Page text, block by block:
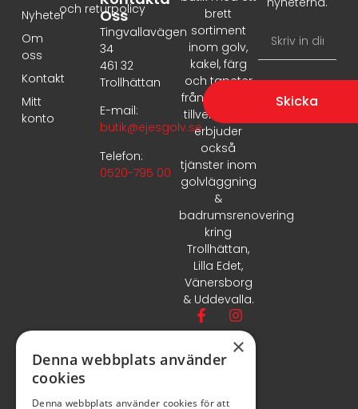
brett
sortiment
inom golv,
kakel, färg
och tapeter
från ledande
tillverkare. Vi
erbjuder
också
tjänster inom
golvläggning
&
badrumsrenovering
kring
Trollhättan,
Lilla Edet,
Vänersborg
& Uddevalla.
och returpolicy
Nyheter
Om
oss
Kontakt
Mitt
konto
Oss
Tingvallavägen
34
461 32
Trollhättan
E-mail:
butik@ejesgolv.se
Telefon:
0520-795 00
Skicka
×
Denna webbplats använder
cookies
Denna webbplats använder cookies för att